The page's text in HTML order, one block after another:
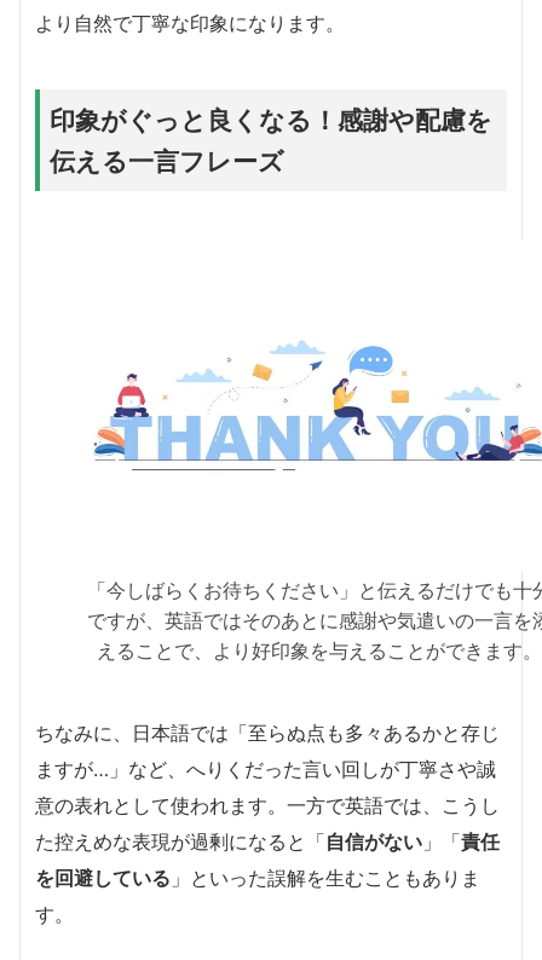
より自然で丁寧な印象になります。
印象がぐっと良くなる！感謝や配慮を
伝える一言フレーズ
「今しばらくお待ちください」と伝えるだけでも十
ですが、英語ではそのあとに感謝や気遣いの一言を
えることで、より好印象を与えることができます。
ちなみに、日本語では「至らぬ点も多々あるかと存じ
ますが…」など、へりくだった言い回しが丁寧さや誠
意の表れとして使われます。一方で英語では、こうし
た控えめな表現が過剰になると「自信がない 」「責任
を回避している 」といった誤解を生むこともありま
す。